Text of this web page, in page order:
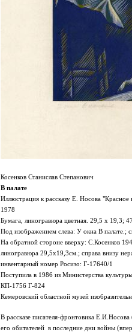
Косенков Станислав Степанович
В палате
Иллюстрация к рассказу Е. Носова
1978
Бумага, линогравюра цветная. 29,5 х 19,3;
Под изображением слева: У окна В палате.;
На обратной стороне вверху: С.Косенков
линогравюра 29,5х19,3см.; справа внизу
инвентарный номер Росизо: Г-17640/1
Поступила в 1986 из Министерства
КП-1756 Г-824
Кемеровский областной музей
В рассказе писателя-фронтовика
его обитателей в последние дни войны